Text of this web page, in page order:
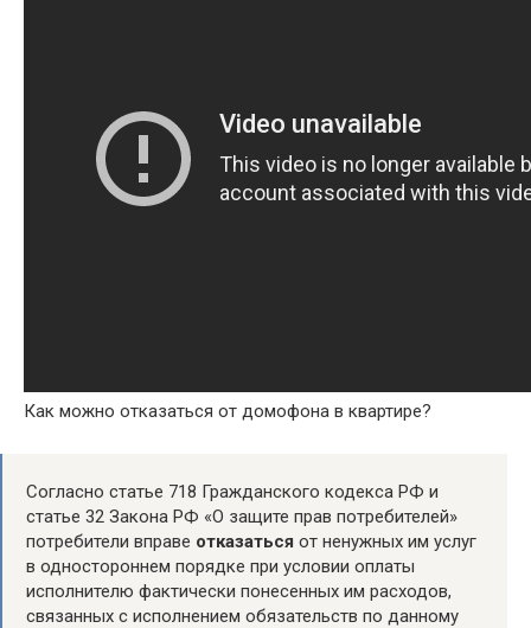
Как можно отказаться от домофона в квартире?
Согласно статье 718 Гражданского кодекса РФ и
статье 32 Закона РФ «О защите прав потребителей»
потребители вправе отказаться от ненужных им услуг
в одностороннем порядке при условии оплаты
исполнителю фактически понесенных им расходов,
связанных с исполнением обязательств по данному